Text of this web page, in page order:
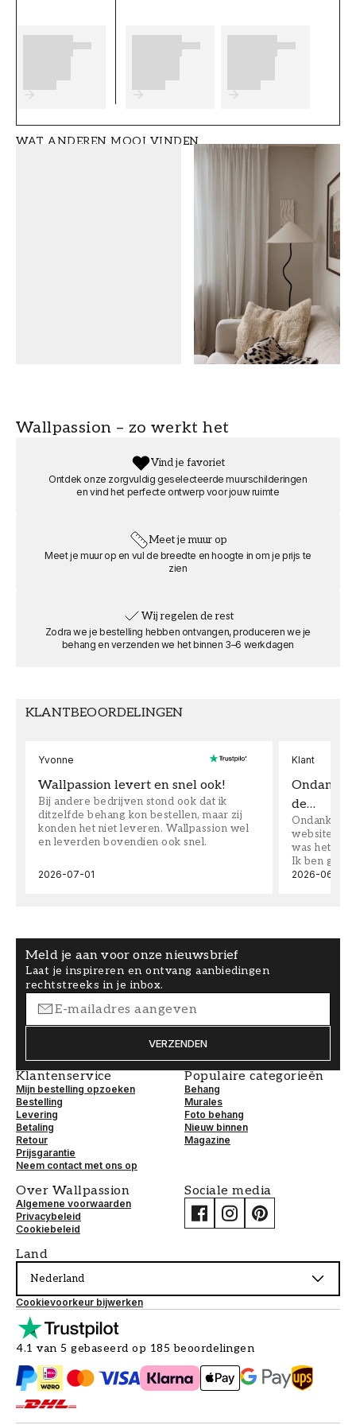
fotobehangen/muurschilderingen zijn
type Non-woven (150g/m2). Het materiaal
geeft een exclusieve look en gevoel aan je
muren.
Bij het aanbrengen van het behang moet de
behangstroken is 50 cm en het behang is
eenvoudig te monteren, maar als je je onzeker
voelt, overweeg dan hulp in te schakelen van
Let op! Vergeet niet om 5 cm toe te voegen
voor de snijmarge in zowel breedte als hoogte.
ARTIKELNUMMER
FT0805-00379
FORMAAT
Landschap
MERK
Wallpassion
BREEDTE (m)
8
6
KAMER
Woonkamer
landschap, Bos
WAT ANDEREN MOOI VINDEN
Wallpassion – zo werkt het
Vind je favoriet
Ontdek onze zorgvuldig geselecteerde muurschilderingen
en vind het perfecte ontwerp voor jouw ruimte
Meet je muur op
Meet je muur op en vul de breedte en hoogte in om je prijs te
zien
Wij regelen de rest
Zodra we je bestelling hebben ontvangen, produceren we je
behang en verzenden we het binnen 3–6 werkdagen
KLANTBEOORDELINGEN
Yvonne
Wallpassion levert en snel ook!
Bij andere bedrijven stond ook dat ik
ditzelfde behang kon bestellen, maar zij
konden het niet leveren. Wallpassion wel
en leverden bovendien ook snel.
2026-07-01
Klant
Ondanks
de…
Ondanks
website
was het
Ik ben
2026-06-08
Meld je aan voor onze nieuwsbrief
Laat je inspireren en ontvang aanbiedingen
rechtstreeks in je inbox.
VERZENDEN
Klantenservice
Mijn bestelling opzoeken
Bestelling
Levering
Betaling
Retour
Prijsgarantie
Neem contact met ons op
Populaire categorieën
Behang
Murales
Foto behang
Nieuw binnen
Magazine
Over Wallpassion
Algemene voorwaarden
Privacybeleid
Cookiebeleid
Sociale media
Land
Nederland
Cookievoorkeur bijwerken
4.1 van 5 gebaseerd op 185 beoordelingen